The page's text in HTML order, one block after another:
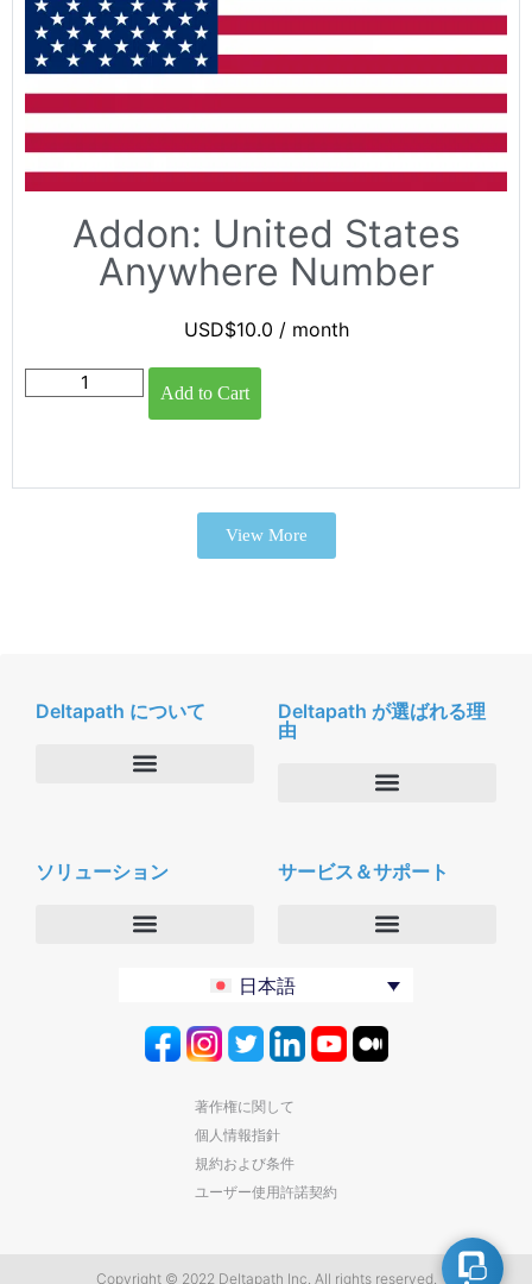
Addon: United States
Anywhere Number
USD$10.0 / month
Add to Cart
View More
Deltapath について
Deltapath が選ばれる理
由
パートナー
セキュリティおよびプライバシー
ソリューション
プロダクティビティツール
サービス＆サポート
デルタパス University
ソフトウェアダウンロード
テクニカルサポートに連絡する
日本語
著作権に関して
個人情報指針
規約および条件
ユーザー使用許諾契約
Copyright © 2022 Deltapath Inc. All rights reserved.